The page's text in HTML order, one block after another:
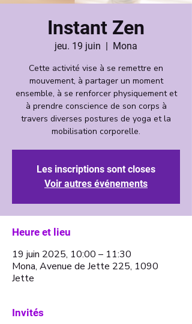
Instant Zen
jeu. 19 juin
  |
Mona
Cette activité vise à se remettre en
mouvement, à partager un moment
ensemble, à se renforcer physiquement et
à prendre conscience de son corps à
travers diverses postures de yoga et la
mobilisation corporelle.
Les inscriptions sont closes
Voir autres événements
Heure et lieu
19 juin 2025, 10:00 – 11:30
Mona, Avenue de Jette 225, 1090
Jette
Invités